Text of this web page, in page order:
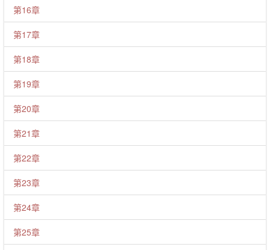
第16章
第17章
第18章
第19章
第20章
第21章
第22章
第23章
第24章
第25章